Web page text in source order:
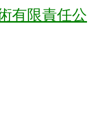
有限責任公